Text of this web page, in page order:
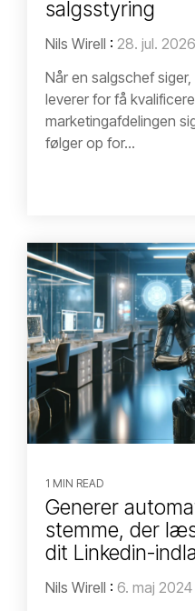
salgsstyring
Nils Wirell : 28. jul.
Når en salgschef
leverer for få
marketingafdelingen
følger op for...
1 MIN READ
Generer
stemme, der
dit Linkedin-
Nils Wirell : 6. maj 2024